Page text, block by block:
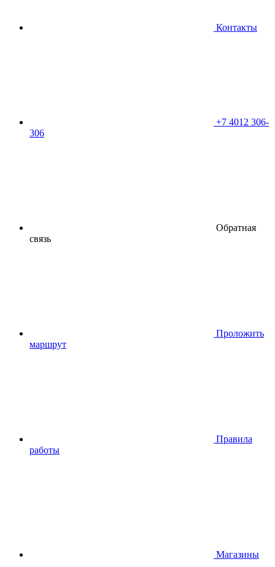
Контакты
+7 4012 306-
306
Обратная
связь
Проложить
маршрут
Правила
работы
Магазины